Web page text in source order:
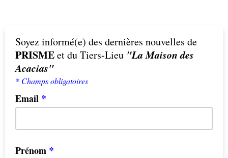
Soyez informé(e) des dernières nouvelles de
PRISMEet du Tiers-Lieu "La Maison des
Acacias"
* Champs obligatoires
Email *
Prénom *